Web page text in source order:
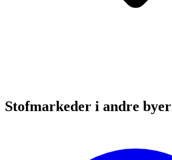
Stofmarkeder i andre byer